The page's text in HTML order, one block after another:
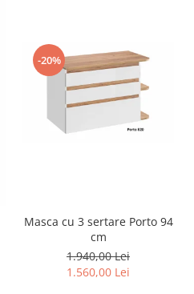
-20%
Masca cu 3 sertare Porto 94
cm
1.940,00 Lei
1.560,00 Lei